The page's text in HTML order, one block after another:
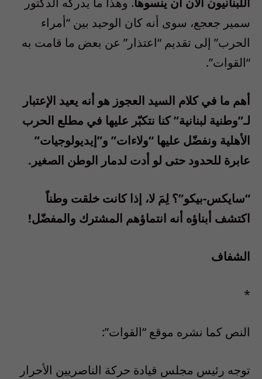
سمير جعجع، سوى أنه كان الوحيد بين “أمراء
الحرب” إلى تقديم “اعتذار” عن بعض ما قامت به
“القوات”.
أهم ما في كلام السيد العجوز هو أنه يعيد الإعتبار
لـ”وطنية لبنانية” كنا نتكبّر عليها في مطلع الحرب
الأهلية ونفضّل عليها “ولاءات” و”إيديولوجيات”
عابرة للحدود حتى لو أدت لدمار الوطن الصغير.
“سايكس-بيكو”؟ لِمَ لا، إذا كانت خلقت وطناً
اكتشف أبناؤه أنه انتماؤهم المشترك والمفضّل!
الشفاف
*
النص كما نشره موقع “القوات”:
توجه رئيس مجلس قيادة حركة الناصريين الأحرار